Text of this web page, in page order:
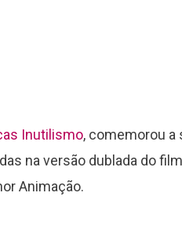
Inutilismo, comemorou a
na versão dublada do
Animação.